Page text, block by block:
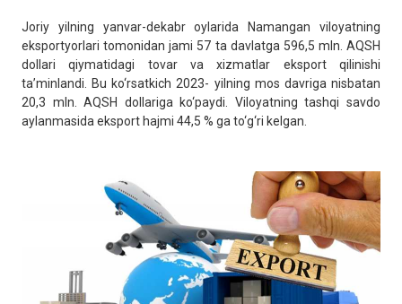
Joriy yilning yanvar-dekabr oylarida Namangan viloyatning
eksportyorlari tomonidan jami 57 ta davlatga 596,5 mln. AQSH
dollari qiymatidagi tovar va xizmatlar eksport qilinishi
ta’minlandi. Bu ko‘rsatkich 2023- yilning mos davriga nisbatan
20,3 mln. AQSH dollariga ko‘paydi. Viloyatning tashqi savdo
aylanmasida eksport hajmi 44,5 % ga to‘g‘ri kelgan.